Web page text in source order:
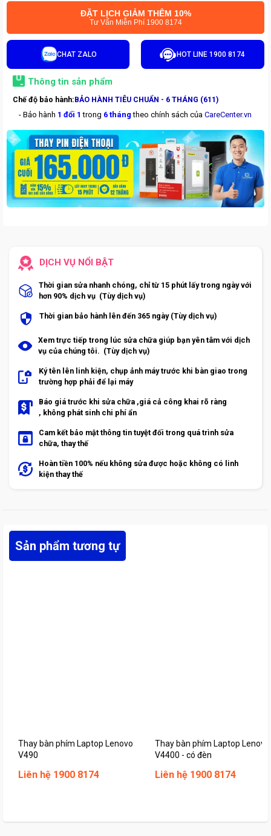
ĐẶT LỊCH GIẢM THÊM 10%
Tư Vấn Miễn Phí 1900 8174
CHAT ZALO HOT LINE 1900 8174
Thông tin sản phẩm
Chế độ bảo hành:BẢO HÀNH TIÊU CHUẨN - 6 THÁNG (611)
- Bảo hành 1 đổi 1 trong 6 tháng theo chính sách của CareCenter.vn
DỊCH VỤ NỔI BẬT
Thời gian sửa nhanh chóng, chỉ từ 15 phút lấy trong ngày với
hơn 90% dịch vụ (Tùy dịch vụ)
Thời gian bảo hành lên đến 365 ngày (Tùy dịch vụ)
Xem trực tiếp trong lúc sửa chữa giúp bạn yên tâm với dịch
vụ của chúng tôi. (Tùy dịch vụ)
Ký tên lên linh kiện, chụp ảnh máy trước khi bàn giao trong
trường hợp phải để lại máy
Báo giá trước khi sửa chữa ,giá cả công khai rõ ràng
, không phát sinh chi phí ẩn
Cam kết bảo mật thông tin tuyệt đối trong quá trình sửa
chữa, thay thế
Hoàn tiền 100% nếu không sửa được hoặc không có linh
kiện thay thế
Sản phẩm tương tự
Thay bàn phím Laptop Lenovo
V490
Liên hệ 1900 8174
Thay bàn phím Laptop Lenovo
V4400 - có đèn
Liên hệ 1900 8174